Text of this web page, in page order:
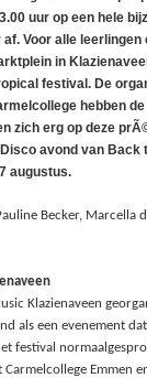
uur op een hele
Voor alle leerlingen
in
festival. De
hebben
zich erg op deze
avond van Back
augustus.
Becker, Marcella
Klazienaveen
als een evenement
festival
Emmen